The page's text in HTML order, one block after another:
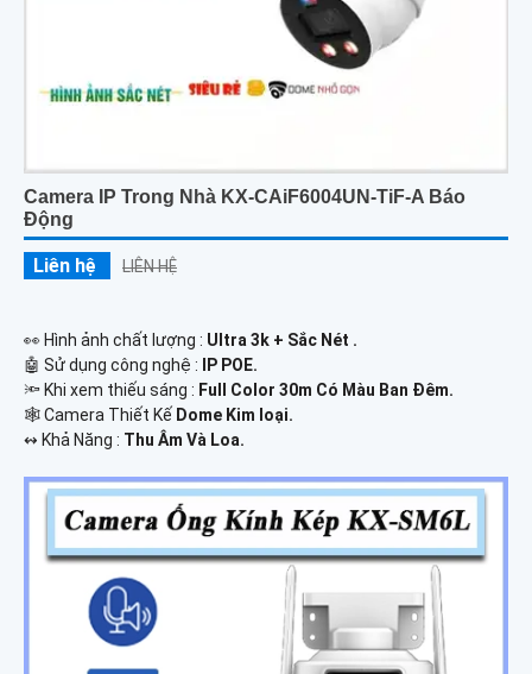
Camera IP Trong Nhà KX-CAiF6004UN-TiF-A Báo
Động
Liên hệ LIÊN HỆ
️👀 Hình ảnh chất lượng : Ultra 3k + Sắc Nét .
🤖️ Sử dụng công nghệ :
IP POE.
🔦 Khi xem thiếu sáng : Full Color 30m Có Màu Ban Ðêm.
🕸️ Camera Thiết Kế Dome Kim loại.
️↭ Khả Năng : Thu Âm Và Loa.